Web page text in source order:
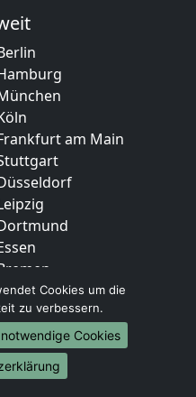
am Main
Cookies um die
zu verbessern.
Cookies